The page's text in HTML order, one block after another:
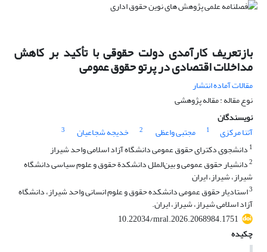
بازتعریف کارآمدی دولت حقوقی با تأکید بر کاهش
مداخلات اقتصادی در پرتو حقوق عمومی
مقالات آماده انتشار
نوع مقاله : مقاله پژوهشی
نویسندگان
آتنا مرکزی
1 مجتبی واعظی 2 خدیجه شجاعیان
3
1 دانشجوی دکترای حقوق عمومی دانشگاه آزاد اسلامی واحد شیراز
2دانشیار حقوق عمومی و بین‌الملل دانشکدة حقوق و علوم سیاسی دانشگاه
شیراز، شیراز، ایران
3استادیار حقوق عمومی دانشکده حقوق و علوم انسانی واحد شیراز، دانشگاه
آزاد اسلامی شیراز، شیراز، ایران.
10.22034/mral.2026.2068984.1751
چکیده